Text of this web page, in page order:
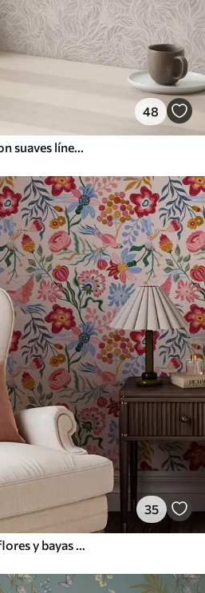
48
Textura abstracta beige con suaves líneas de hojas
35
Brillante composición de flores y bayas con loros